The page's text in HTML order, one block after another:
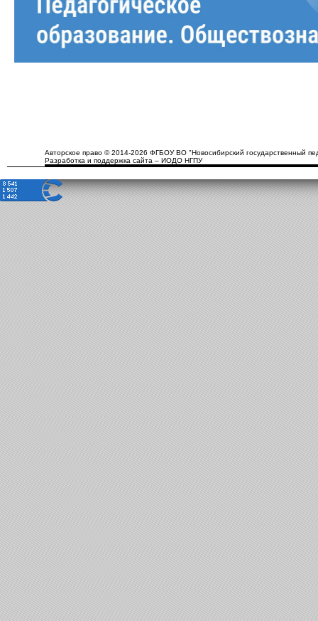
Авторское право © 2014-2026 ФГБОУ ВО "Новосибирский государственный
Разработка и поддержка сайта – ИОДО НГПУ